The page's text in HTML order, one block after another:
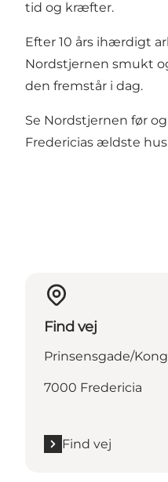
tid og kræfter.
Efter 10 års ihærdigt
Nordstjernen smukt
den fremstår i dag.
Se Nordstjernen før
Fredericias ældste hus
Find vej
Prinsensgade/
7000 Fredericia
Find vej